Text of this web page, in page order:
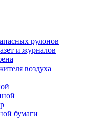
рулонов
и журналов
воздуха
бумаги